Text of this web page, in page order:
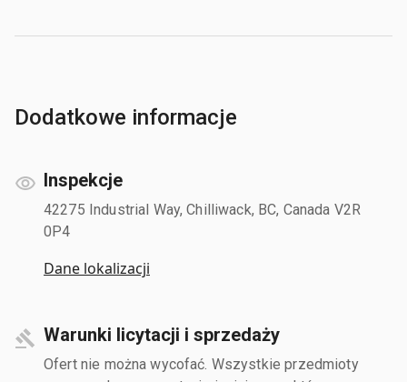
Dodatkowe informacje
Inspekcje
42275 Industrial Way, Chilliwack, BC, Canada V2R
0P4
Dane lokalizacji
Warunki licytacji i sprzedaży
Ofert nie można wycofać. Wszystkie przedmioty